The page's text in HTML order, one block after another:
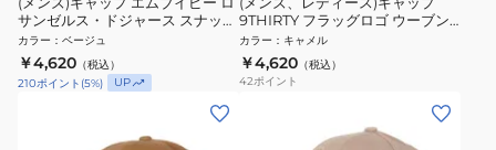
サンゼルス・ドジャース スナップ
バックコレクション ナチュラル
56-60cm 14858391
カラー ： ベージュ
￥4,620 （税込）
210ポイント (5%) UP
9THIRTY フラッグロゴ ウーブン
パッチ Washed Duck 14745099
カラー ： キャメル
￥4,620 （税込）
42ポイント